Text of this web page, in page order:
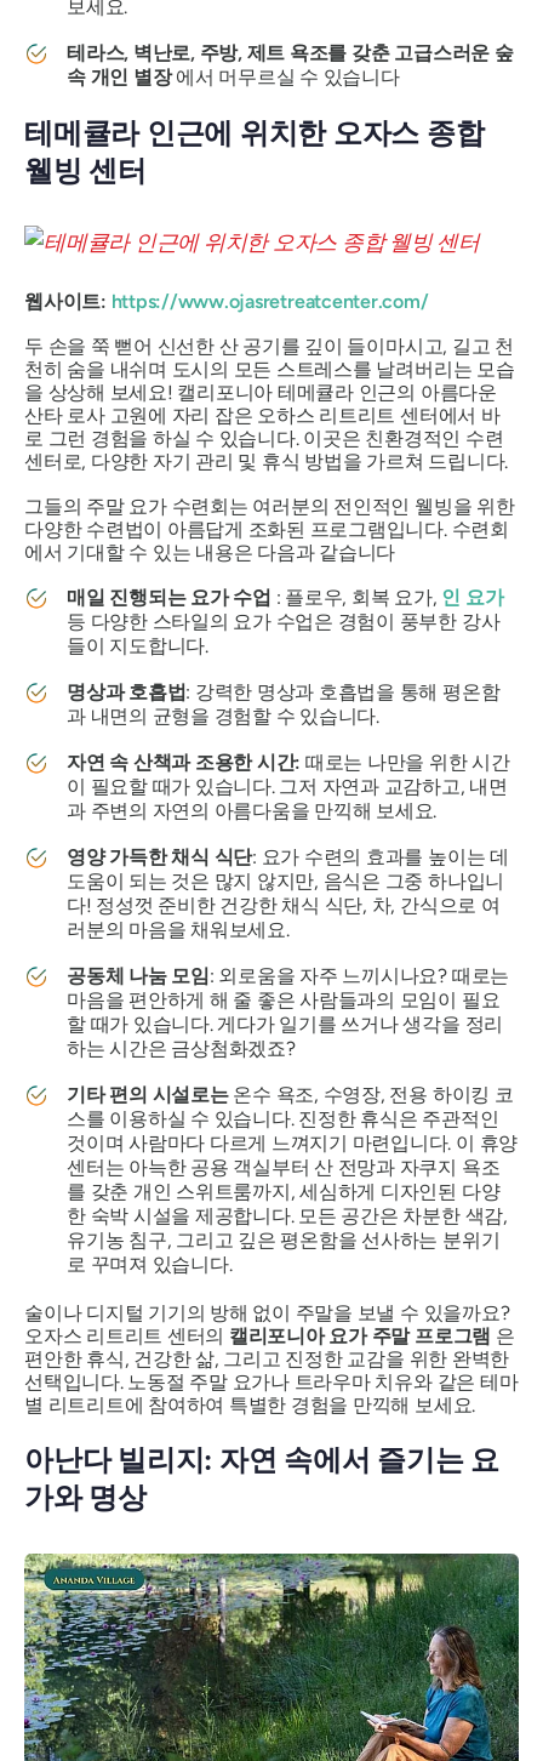
보세요.
테라스, 벽난로, 주방, 제트 욕조를 갖춘 고급스러운 숲
속 개인 별장에서 머무르실 수 있습니다
테메큘라 인근에 위치한 오자스 종합
웰빙 센터
웹사이트: https://www.ojasretreatcenter.com/
두 손을 쭉 뻗어 신선한 산 공기를 깊이 들이마시고, 길고 천
천히 숨을 내쉬며 도시의 모든 스트레스를 날려버리는 모습
을 상상해 보세요! 캘리포니아 테메큘라 인근의 아름다운
산타 로사 고원에 자리 잡은 오하스 리트리트 센터에서 바
로 그런 경험을 하실 수 있습니다. 이곳은 친환경적인 수련
센터로, 다양한 자기 관리 및 휴식 방법을 가르쳐 드립니다.
그들의 주말 요가 수련회는 여러분의 전인적인 웰빙을 위한
다양한 수련법이 아름답게 조화된 프로그램입니다. 수련회
에서 기대할 수 있는 내용은 다음과 같습니다
매일 진행되는 요가 수업 : 플로우, 회복 요가, 인 요가
등 다양한 스타일의 요가 수업은 경험이 풍부한 강사
들이 지도합니다.
명상과 호흡법: 강력한 명상과 호흡법을 통해 평온함
과 내면의 균형을 경험할 수 있습니다.
자연 속 산책과 조용한 시간: 때로는 나만을 위한 시간
이 필요할 때가 있습니다. 그저 자연과 교감하고, 내면
과 주변의 자연의 아름다움을 만끽해 보세요.
영양 가득한 채식 식단: 요가 수련의 효과를 높이는 데
도움이 되는 것은 많지 않지만, 음식은 그중 하나입니
다! 정성껏 준비한 건강한 채식 식단, 차, 간식으로 여
러분의 마음을 채워보세요.
공동체 나눔 모임: 외로움을 자주 느끼시나요? 때로는
마음을 편안하게 해 줄 좋은 사람들과의 모임이 필요
할 때가 있습니다. 게다가 일기를 쓰거나 생각을 정리
하는 시간은 금상첨화겠죠?
기타 편의 시설로는온수 욕조, 수영장, 전용 하이킹 코
스를 이용하실 수 있습니다. 진정한 휴식은 주관적인
것이며 사람마다 다르게 느껴지기 마련입니다. 이 휴양
센터는 아늑한 공용 객실부터 산 전망과 자쿠지 욕조
를 갖춘 개인 스위트룸까지, 세심하게 디자인된 다양
한 숙박 시설을 제공합니다. 모든 공간은 차분한 색감,
유기농 침구, 그리고 깊은 평온함을 선사하는 분위기
로 꾸며져 있습니다.
술이나 디지털 기기의 방해 없이 주말을 보낼 수 있을까요?
오자스 리트리트 센터의 캘리포니아 요가 주말 프로그램 은
편안한 휴식, 건강한 삶, 그리고 진정한 교감을 위한 완벽한
선택입니다. 노동절 주말 요가나 트라우마 치유와 같은 테마
별 리트리트에 참여하여 특별한 경험을 만끽해 보세요.
아난다 빌리지: 자연 속에서 즐기는 요
가와 명상